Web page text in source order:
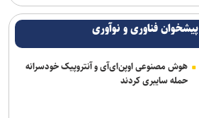
پیشخوان فناوری و نوآوری
هوش مصنوعی اوپن‌ای‌آی و آنتروپیک خودسرانه
حمله سایبری کردند